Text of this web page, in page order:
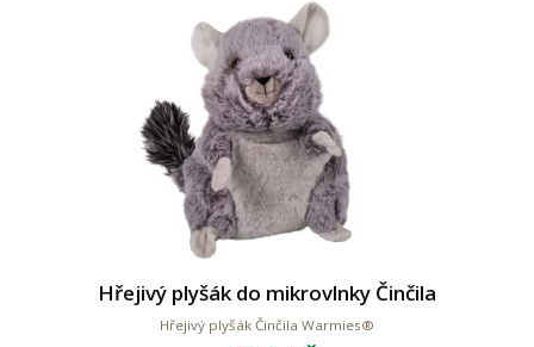
Hřejivý plyšák do mikrovlnky Činčila
Hřejivý plyšák Činčila Warmies®